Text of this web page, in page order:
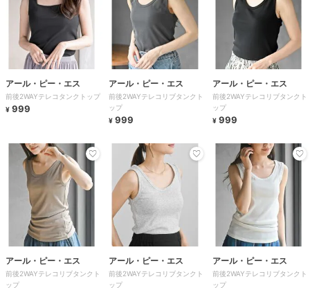
アール・ピー・エス
前後2WAYテレコタンクトップ
¥ 999
アール・ピー・エス
前後2WAYテレコリブタンクト
ップ
¥ 999
アール・ピー・エス
前後2WAYテレコリブタンクト
ップ
¥ 999
アール・ピー・エス
前後2WAYテレコリブタンクト
ップ
アール・ピー・エス
前後2WAYテレコリブタンクト
ップ
アール・ピー・エス
前後2WAYテレコリブタンクト
ップ